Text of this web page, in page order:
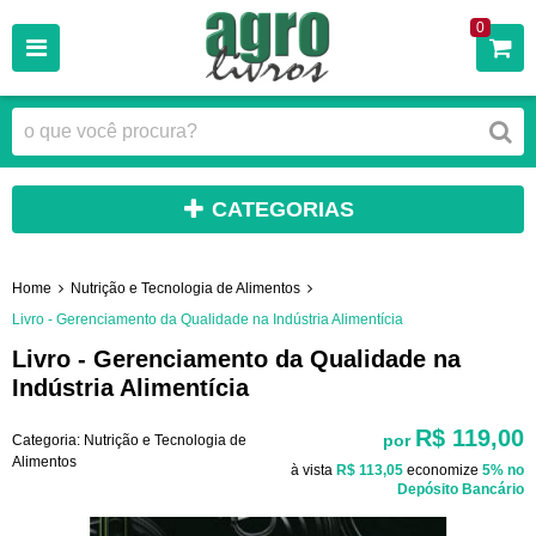
0
CATEGORIAS
Home
Nutrição e Tecnologia de Alimentos
Livro - Gerenciamento da Qualidade na Indústria Alimentícia
Livro - Gerenciamento da Qualidade na
Indústria Alimentícia
Categoria: Nutrição e Tecnologia de
Alimentos
por R$ 119,00
à vista R$ 113,05 economize 5% no
Depósito Bancário